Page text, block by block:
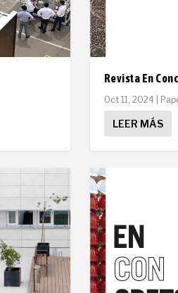
Revista En
Oct 11, 2024|
LEER MÁS